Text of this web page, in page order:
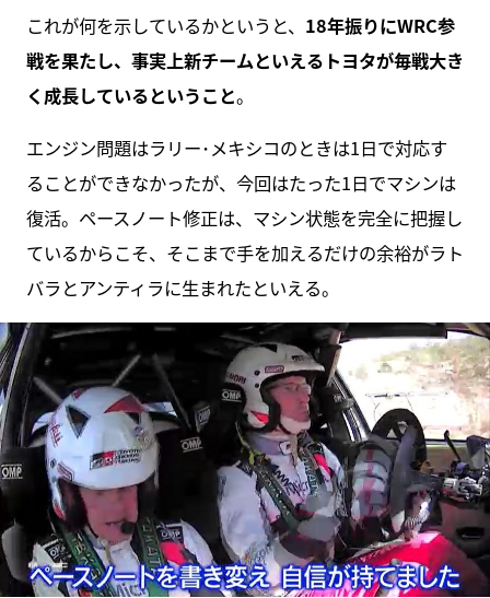
これが何を示しているかというと、 18年振りにWRC参
戦を果たし、事実上新チームといえるトヨタが毎戦大き
く成長しているということ。
エンジン問題はラリー･メキシコのときは1日で対応す
ることができなかったが、今回はたった1日でマシンは
復活。ペースノート修正は、マシン状態を完全に把握し
ているからこそ、そこまで手を加えるだけの余裕がラト
バラとアンティラに生まれたといえる。